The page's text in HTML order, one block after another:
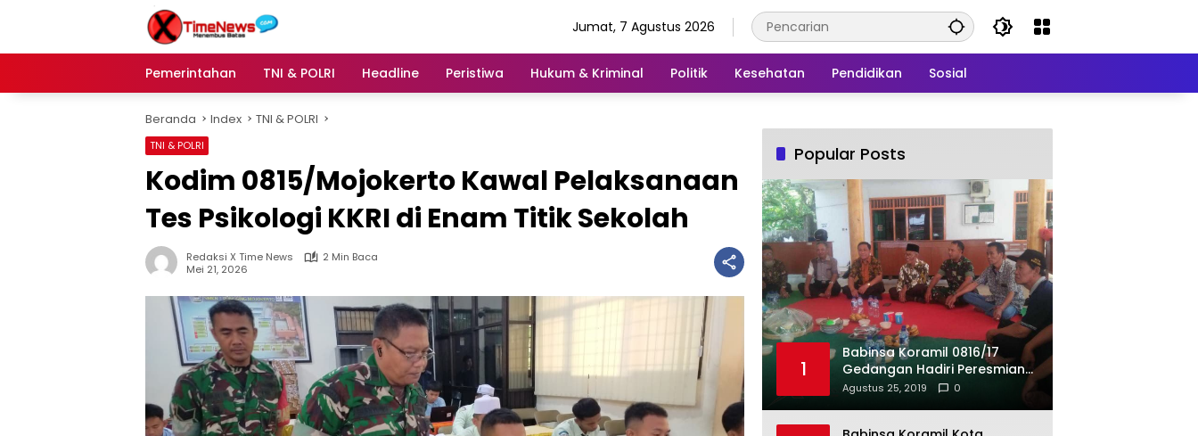
Jumat, 7 Agustus 2026
Pemerintahan TNI & POLRI Headline Peristiwa Hukum & Kriminal Politik Kesehatan Pendidikan Sosial
Beranda Index TNI & POLRI
TNI & POLRI
Kodim 0815/Mojokerto Kawal Pelaksanaan
Tes Psikologi KKRI di Enam Titik Sekolah
Redaksi X Time News
2 Min Baca
Mei 21, 2026
Popular Posts
1
Babinsa Koramil 0816/17
Gedangan Hadiri Peresmian
BUMDes Gedangan
Agustus 25, 2019 0